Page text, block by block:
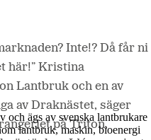
och ägs av svenska lantbrukare
lantbruk, maskin, bioenergi
Inte!? Då får ni
här!” Kristina
Lantbruk och en av
av Draknästet, säger
på Triton,